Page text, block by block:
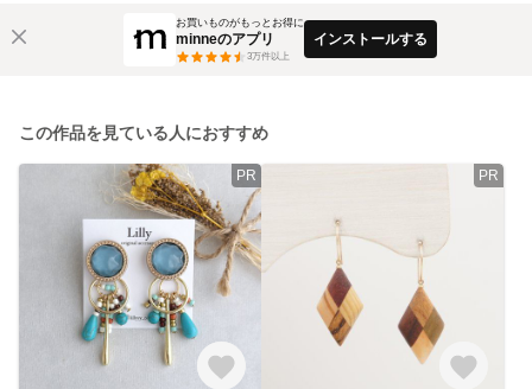
お買いものがもっとお得に
minneのアプリ
3万件以上
インストールする
この作品を見ている人におすすめ
PR PR